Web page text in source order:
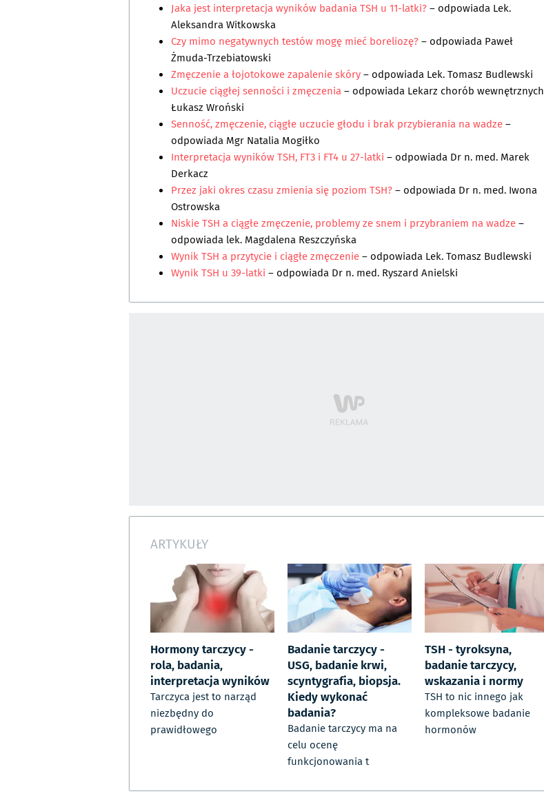
Jaka jest interpretacja wyników badania TSH u 11-latki?– odpowiada Lek.
Aleksandra Witkowska
Czy mimo negatywnych testów mogę mieć boreliozę?– odpowiada Paweł
Żmuda-Trzebiatowski
Zmęczenie a łojotokowe zapalenie skóry– odpowiada Lek. Tomasz Budlewski
Uczucie ciągłej senności i zmęczenia– odpowiada Lekarz chorób wewnętrznych
Łukasz Wroński
Senność, zmęczenie, ciągłe uczucie głodu i brak przybierania na wadze–
odpowiada Mgr Natalia Mogiłko
Interpretacja wyników TSH, FT3 i FT4 u 27-latki – odpowiada Dr n. med. Marek
Derkacz
Przez jaki okres czasu zmienia się poziom TSH?– odpowiada Dr n. med. Iwona
Ostrowska
Niskie TSH a ciągłe zmęczenie, problemy ze snem i przybraniem na wadze–
odpowiada lek. Magdalena Reszczyńska
Wynik TSH a przytycie i ciągłe zmęczenie– odpowiada Lek. Tomasz Budlewski
Wynik TSH u 39-latki – odpowiada Dr n. med. Ryszard Anielski
ARTYKUŁY
Hormony tarczycy -
rola, badania,
interpretacja wyników
Tarczyca jest to narząd
niezbędny do
prawidłowego
Badanie tarczycy -
USG, badanie krwi,
scyntygrafia, biopsja.
Kiedy wykonać
badania?
Badanie tarczycy ma na
celu ocenę
funkcjonowania t
TSH - tyroksyna,
badanie tarczycy,
wskazania i normy
TSH to nic innego jak
kompleksowe badanie
hormonów